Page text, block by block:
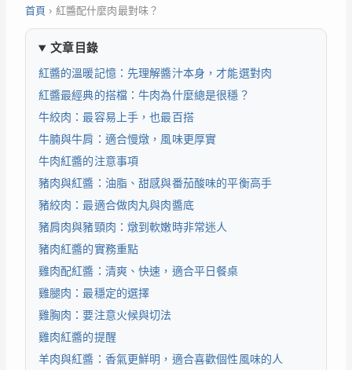
首頁 › 紅醬配什麼肉最對味？
文章目錄
紅醬的溫暖記憶：先理解醬汁本身，才能選對肉
紅醬最經典的搭檔：牛肉為什麼總是很穩？
牛絞肉：最容易上手，也最百搭
牛腩與牛肩：適合慢燉，風味更厚實
牛肉紅醬的注意事項
豬肉與紅醬：油脂、甜感與番茄酸味的平衡高手
豬絞肉：最適合做肉丸與肉醬底
豬肩肉與豬頸肉：燉到軟嫩時非常迷人
豬肉紅醬的實務重點
雞肉配紅醬：清爽、快速，適合平日餐桌
雞腿肉：最穩定的選擇
雞胸肉：要注意火候與切法
雞肉紅醬的提醒
羊肉與紅醬：香氣更鮮明，適合喜歡個性風味的人